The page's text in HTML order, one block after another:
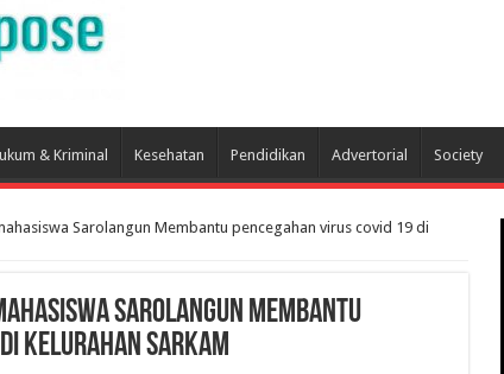
& Kriminal Kesehatan Pendidikan Advertorial Society
Sarolangun Membantu pencegahan virus covid 19 di
Sarolangun Membantu
kelurahan sarkam